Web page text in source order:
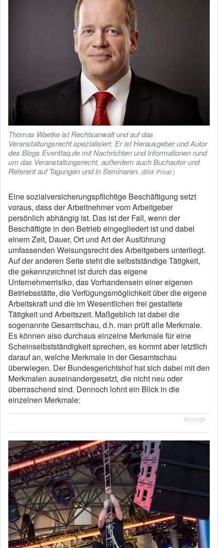
Thomas Waetke ist Rechtsanwalt und auf das
Veranstaltungsrecht spezialisiert. Er ist Herausgeber und Autor
des Blogs Eventfaq.de mit Nachrichten und Informationen rund
um das Veranstaltungsrecht, außerdem auch Buchautor und
Referent auf Tagungen und in Seminaren. (Bild: Privat )
Eine sozialversicherungspflichtige Beschäftigung setzt
voraus, dass der Arbeitnehmer vom Arbeitgeber
persönlich abhängig ist. Das ist der Fall, wenn der
Beschäftigte in den Betrieb eingegliedert ist und dabei
einem Zeit, Dauer, Ort und Art der Ausführung
umfassenden Weisungsrecht des Arbeitgebers unterliegt.
Auf der anderen Seite steht die selbstständige Tätigkeit,
die gekennzeichnet ist durch das eigene
Unternehmerrisiko, das Vorhandensein einer eigenen
Betriebsstätte, die Verfügungsmöglichkeit über die eigene
Arbeitskraft und die im Wesentlichen frei gestaltete
Tätigkeit und Arbeitszeit. Maßgeblich ist dabei die
sogenannte Gesamtschau, d.h. man prüft alle Merkmale.
Es können also durchaus einzelne Merkmale für eine
Scheinselbstständigkeit sprechen, es kommt aber letztlich
darauf an, welche Merkmale in der Gesamtschau
überwiegen. Der Bundesgerichtshof hat sich dabei mit den
Merkmalen auseinandergesetzt, die nicht neu oder
überraschend sind. Dennoch lohnt ein Blick in die
einzelnen Merkmale:
Anzeige